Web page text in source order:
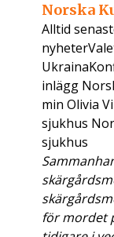
Norska
Alltid
inlägg
min Olivia
sjukhus
sjukhus
för mordet